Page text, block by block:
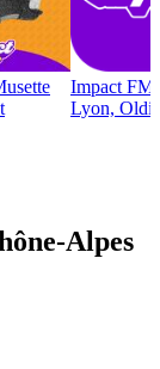
Impact FM
Lyon,
Alpes